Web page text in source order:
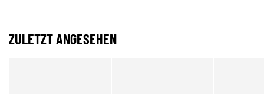
ZULETZT ANGESEHEN